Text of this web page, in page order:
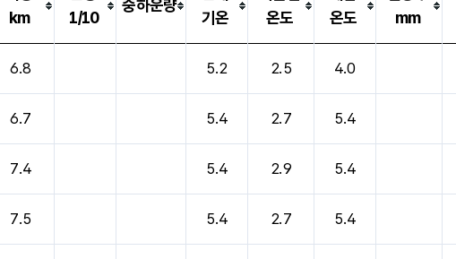
km
1/10
중하운량
기온
온도
온도
mm
6.8 5.2 2.5 4.0
6.7 5.4 2.7 5.4
7.4 5.4 2.9 5.4
7.5 5.4 2.7 5.4